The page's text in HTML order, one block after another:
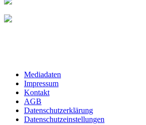
Mediadaten
Impressum
Kontakt
AGB
Datenschutzerklärung
Datenschutzeinstellungen